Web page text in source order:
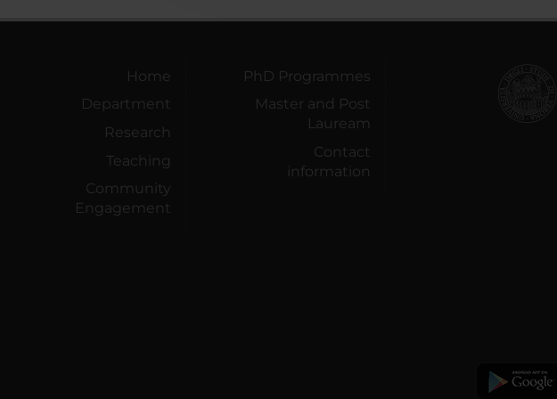
Home
Department
Research
Teaching
Community
Engagement
PhD Programmes
Master and Post
Lauream
Contact
information